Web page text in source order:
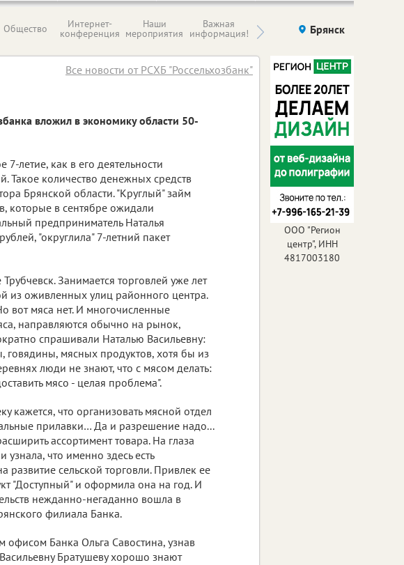
Общество Интернет-
конференция
Наши
мероприятия
Важная
информация! Происшествия Здоровье
Брянск
Все новости от РСХБ "Россельхозбанк"
вложил в экономику области 50-
летие, как в его деятельности
количество денежных средств
Брянской области. "Круглый" займ
которые в сентябре ожидали
предприниматель Наталья
"округлила" 7-летний пакет
Занимается торговлей уже лет
из оживленных улиц районного центра.
вот мяса нет. И многочисленные
направляются обычно на рынок,
спрашивали Наталью Васильевну:
говядины, мясных продуктов, хотя бы из
люди не знают, что с мясом делать:
мясо - целая проблема".
кажется, что организовать мясной отдел
прилавки… Да и разрешение надо...
ассортимент товара. На глаза
узнала, что именно здесь есть
сельской торговли. Привлек ее
"Доступный" и оформила она на год. И
нежданно-негаданно вошла в
филиала Банка.
Банка Ольга Савостина, узнав
Братушеву хорошо знают
ООО "Регион
центр", ИНН
4817003180